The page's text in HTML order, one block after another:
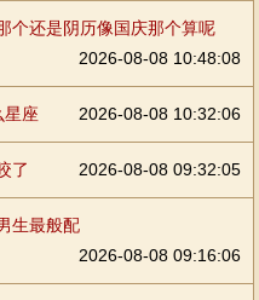
个还是阴历像国庆那个算呢
2026-08-08 10:48:08
星座 2026-08-08 10:32:06
了 2026-08-08 09:32:05
生最般配
2026-08-08 09:16:06